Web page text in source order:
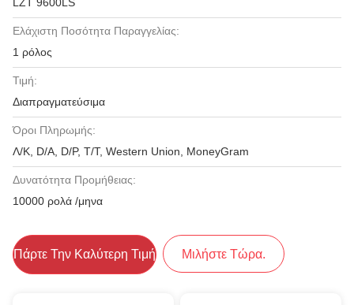
Ελάχιστη Ποσότητα Παραγγελίας:
1 ρόλος
Τιμή:
Διαπραγματεύσιμα
Όροι Πληρωμής:
Λ/Κ, D/A, D/P, T/T, Western Union, MoneyGram
Δυνατότητα Προμήθειας:
10000 ρολά /μηνα
Πάρτε Την Καλύτερη Τιμή Μιλήστε Τώρα.